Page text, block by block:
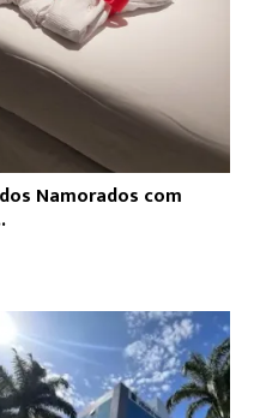
Namorados com